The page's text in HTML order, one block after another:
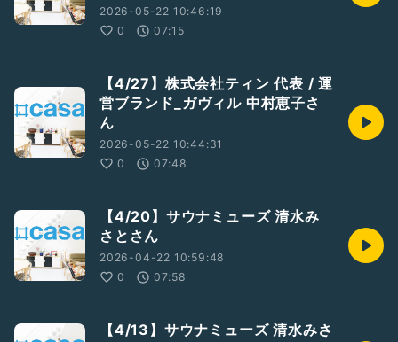
2026-05-22 10:46:19
0
07:15
【4/27】株式会社ティン 代表 / 運
営ブランド_ガヴィル 中村恵子さ
ん
2026-05-22 10:44:31
0
07:48
【4/20】サウナミューズ 清水み
さとさん
2026-04-22 10:59:48
0
07:58
【4/13】サウナミューズ 清水みさ